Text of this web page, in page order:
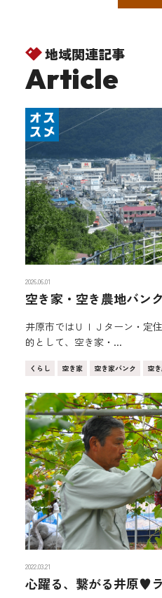
地域関連記事
Article
2026.06.01
空き家・空き農地バン
井原市ではＵＩＪターン・定
的として、空き家・...
くらし 空き家 空き家バンク 空
2022.03.21
心躍る、繋がる井原♥